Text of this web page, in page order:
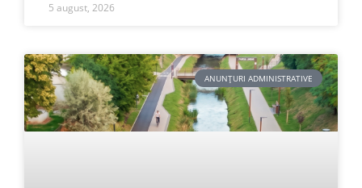
5 august, 2026
ANUNȚURI ADMINISTRATIVE